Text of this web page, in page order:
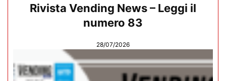
Rivista Vending News – Leggi il
numero 83
28/07/2026